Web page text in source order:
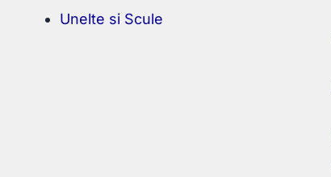
Unelte si Scule